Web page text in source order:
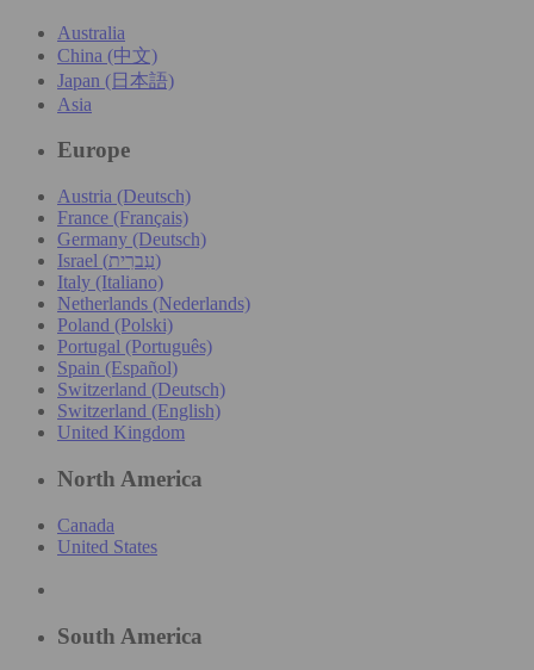
Australia
China (中文)
Japan (日本語)
Asia
Europe
Austria (Deutsch)
France (Français)
Germany (Deutsch)
Israel (עִברִית)
Italy (Italiano)
Netherlands (Nederlands)
Poland (Polski)
Portugal (Português)
Spain (Español)
Switzerland (Deutsch)
Switzerland (English)
United Kingdom
North America
Canada
United States
South America